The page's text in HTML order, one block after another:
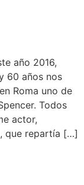
año 2016,
60 años nos
Roma uno de
Todos
actor,
que repartía […]